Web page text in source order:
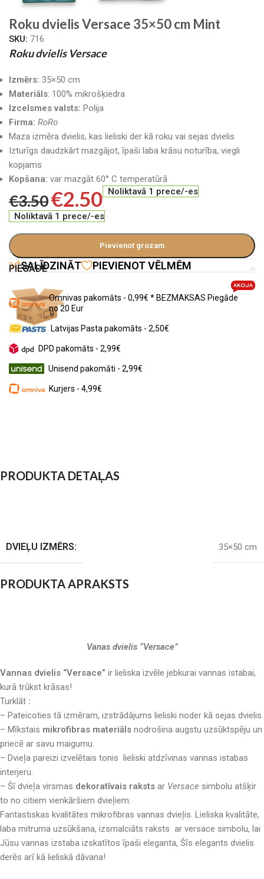
Roku dvielis Versace 35×50 cm Mint
SKU: 716
Roku dvielis Versace
Izmērs: 35×50 cm
Materiāls: 100% mikrošķiedra
Izcelsmes valsts: Polija
Firma: RoRo
Maza izmēra dvielis, kas lieliski der kā roku vai sejas dvielis
Izturīgs daudzkārt mazgājot, īpaši laba krāsu noturība, viegli
kopjams
Kopšana: var mazgāt 60° C temperatūrā
€3.50€2.50 Noliktavā 1 prece/-es
Noliktavā 1 prece/-es
Pievienot grozam
SALĪDZINĀT PIEVIENOT VĒLMĒM
PIEGĀDE
Omnivas pakomāts - 0,99€ * BEZMAKSAS Piegāde
no 20 Eur
AKCIJA
Latvijas Pasta pakomāts - 2,50€
DPD pakomāts - 2,99€
Unisend pakomāti - 2,99€
Kurjers - 4,99€
PRODUKTA DETAĻAS
DVIEĻU IZMĒRS: 35×50 cm
PRODUKTA APRAKSTS
Vanas dvielis “Versace”
Vannas dvielis “Versace” ir lieliska izvēle jebkurai vannas istabai,
kurā trūkst krāsas!
Turklāt :
– Pateicoties tā izmēram, izstrādājums lieliski noder kā sejas dvielis.
– Mīkstais mikrofibras materiāls nodrošina augstu uzsūktspēju un
priecē ar savu maigumu.
– Dvieļa pareizi izvelētais tonis lieliski atdzīvinas vannas istabas
interjeru.
– Šī dvieļa virsmas dekoratīvais raksts ar Versace simbolu atšķir
to no citiem vienkāršiem dvieļiem.
Fantastiskas kvalitātes mikrofibras vannas dvieļis. Lieliska kvalitāte,
laba mitruma uzsūkšana, izsmalciāts raksts ar versace simbolu, lai
Jūsu vannas izstaba izskatītos īpaši eleganta, Šīs elegants dvielis
derēs arī kā lieliskā dāvana!